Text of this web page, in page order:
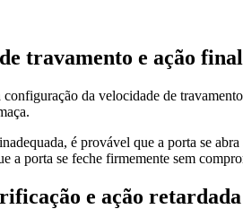
travamento e ação final
da velocidade de
é provável que a porta se
a porta se feche firmemente sem
e ação retardada